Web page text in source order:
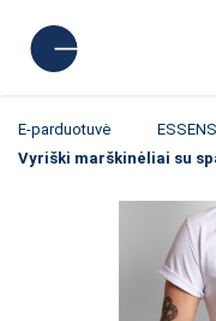
E-parduotuvė
Vyriški marškinėliai su